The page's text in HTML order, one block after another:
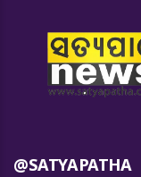
@SATYAPATHA